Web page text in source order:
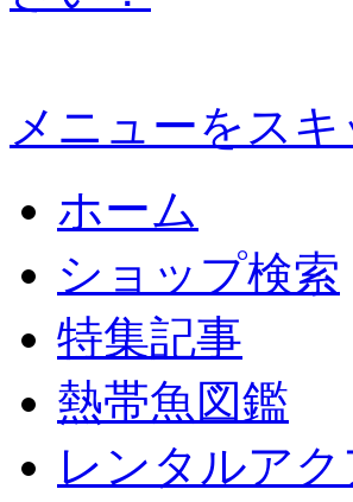
メニューをス
ホーム
ショップ検索
特集記事
熱帯魚図鑑
レンタルア